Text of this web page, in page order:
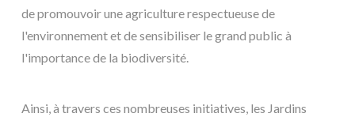
de promouvoir une agriculture respectueuse de
l'environnement et de sensibiliser le grand public à
l'importance de la biodiversité.
Ainsi, à travers ces nombreuses initiatives, les Jardins